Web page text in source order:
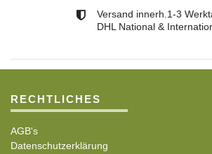
Versand innerh.1-3
DHL National &
RECHTLICHES
AGB's
Datenschutzerklärung